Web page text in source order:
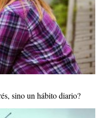
sino un hábito diario?